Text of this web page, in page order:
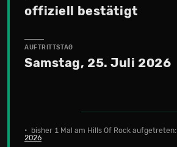
offiziell bestätigt
AUFTRITTSTAG
Samstag, 25. Juli 2026
• bisher 1 Mal am Hills Of Rock aufgetreten:
2026